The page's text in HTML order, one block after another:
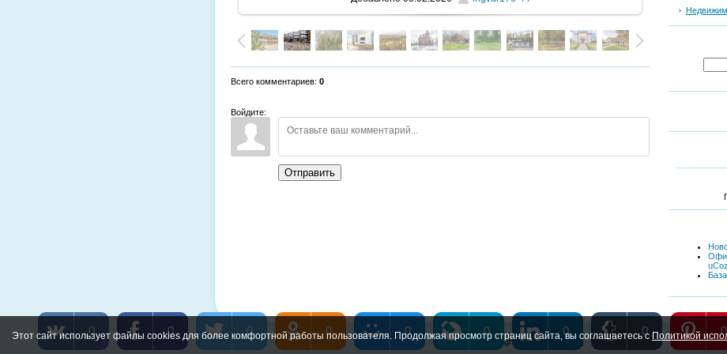
Всего комментариев: 0
Войдите:
Отправить
uCoz
Copyright MyCorp © 2026 |
0 0 0 0 0 0 0 0 0
Этот сайт использует файлы cookies для более комфортной работы пользователя. Продолжая просмотр страниц сайта, вы соглашаетесь с Политикой